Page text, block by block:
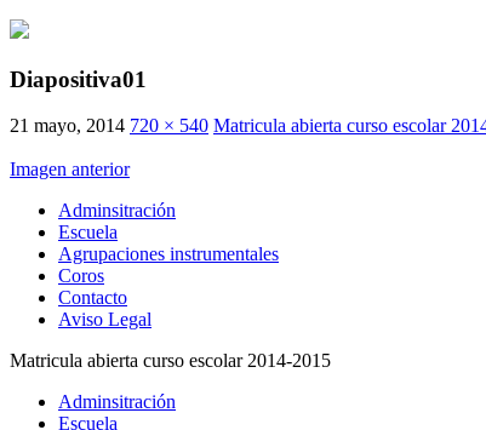
Diapositiva01
21 mayo, 2014 720 × 540 Matricula abierta curso escolar
Imagen anterior
Adminsitración
Escuela
Agrupaciones instrumentales
Coros
Contacto
Aviso Legal
Matricula abierta curso escolar 2014-2015
Adminsitración
Escuela